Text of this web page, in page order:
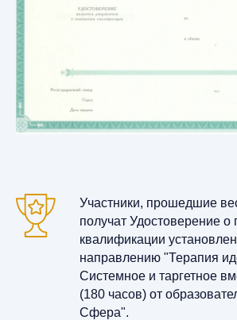
Участники, прошедшие
получат Удостоверение
квалификации
направлению "Терапия
Системное и таргетное
(180 часов) от
Сфера".